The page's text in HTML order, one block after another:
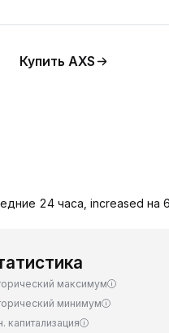
Купить AXS
24 часа, increased
максимум
минимум
капитализация